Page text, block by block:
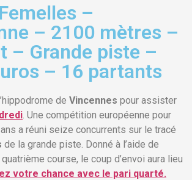
–
– 2100 mètres –
– Grande piste –
– 16 partants
de Vincennes pour assister
. Une compétition européenne pour
a réuni seize concurrents sur le tracé
de la grande piste. Donné à l’aide de
course, le coup d’envoi aura lieu
votre chance avec le pari quarté.